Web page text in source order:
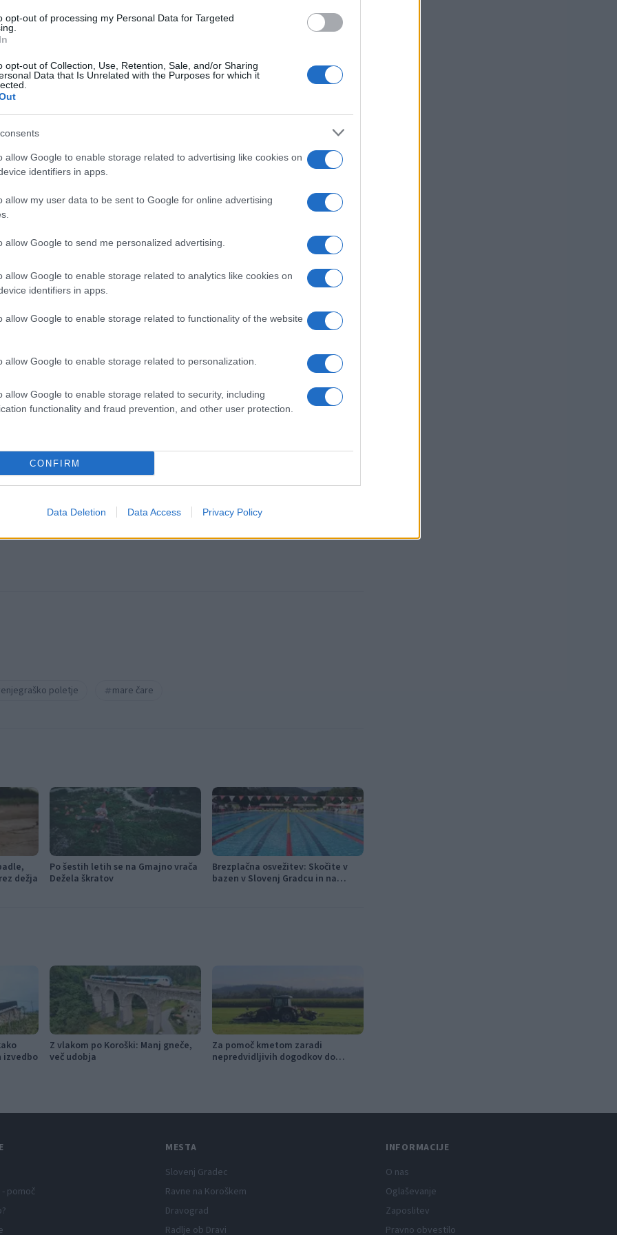
opt-out of processing my Personal Data for Targeted
opt-out of Collection, Use, Retention, Sale, and/or Sharing
Data that Is Unrelated with the Purposes for which it
allow Google to enable storage related to advertising like cookies on
identifiers in apps.
allow my user data to be sent to Google for online advertising
allow Google to send me personalized advertising.
allow Google to enable storage related to analytics like cookies on
identifiers in apps.
allow Google to enable storage related to functionality of the website
allow Google to enable storage related to personalization.
allow Google to enable storage related to security, including
functionality and fraud prevention, and other user protection.
CONFIRM
Data Deletion Data Access Privacy Policy
soustvarjali nepozabno doživetje.
nasmehe na obraze tako najmlajših kot njihovih staršev.
1 / 27
kazensko odgovoren za javno spodbujanje sovraštva, nasilja ali nestrpnosti.
vsebinami bodo odstranjeni. Pravila komentiranja →
poletje mare čare
dežja
Po šestih letih se na Gmajno vrača
Dežela škratov
Brezplačna osvežitev: Skočite v
bazen v Slovenj Gradcu in na
Z vlakom po Koroški: Manj gneče,
več udobja
Za pomoč kmetom zaradi
nepredvidljivih dogodkov do
pomoč
MESTA
Slovenj Gradec
Ravne na Koroškem
Dravograd
Radlje ob Dravi
INFORMACIJE
O nas
Oglaševanje
Zaposlitev
Pravno obvestilo